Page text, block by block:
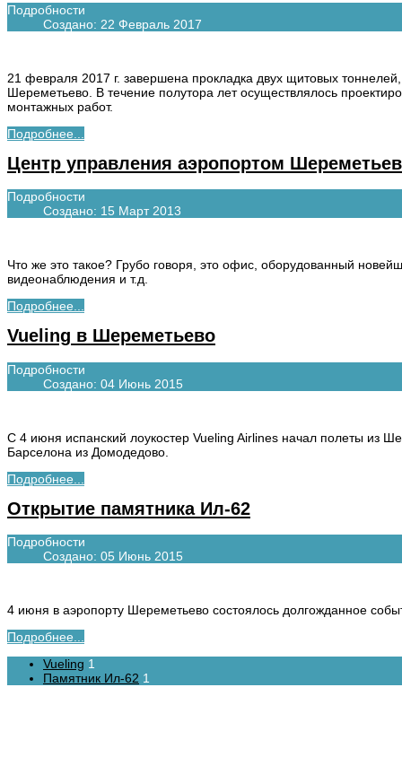
Подробности
Создано: 22 Февраль 2017
21 февраля 2017 г. завершена прокладка двух щитовых
Шереметьево. В течение полутора лет осуществлялось
монтажных работ.
Подробнее...
Центр управления аэропортом
Подробности
Создано: 15 Март 2013
Что же это такое? Грубо говоря, это офис, оборудованный
видеонаблюдения и т.д.
Подробнее...
Vueling в Шереметьево
Подробности
Создано: 04 Июнь 2015
С 4 июня испанский лоукостер Vueling Airlines начал полеты из
Барселона из Домодедово.
Подробнее...
Открытие памятника Ил-62
Подробности
Создано: 05 Июнь 2015
4 июня в аэропорту Шереметьево состоялось долгожданное
Подробнее...
Vueling 1
Памятник Ил-62 1